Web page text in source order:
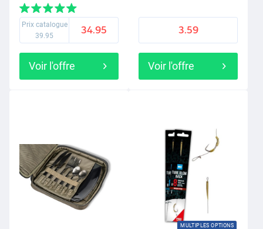
Prix catalogue
39.95
34.95
Voir l'offre
3.59
Voir l'offre
MULTIPLES OPTIONS